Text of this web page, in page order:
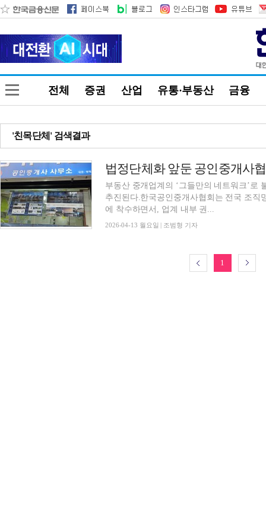
전체 증권 산업 유통·부동산 금융
'친목단체' 검색결과
부동산 중개업계의 ‘그들만의 네트워크’로
추진된다.한국공인중개사협회는 전국 조
에 착수하면서, 업계 내부 권...
2026-04-13 월요일 | 조범형 기자
1